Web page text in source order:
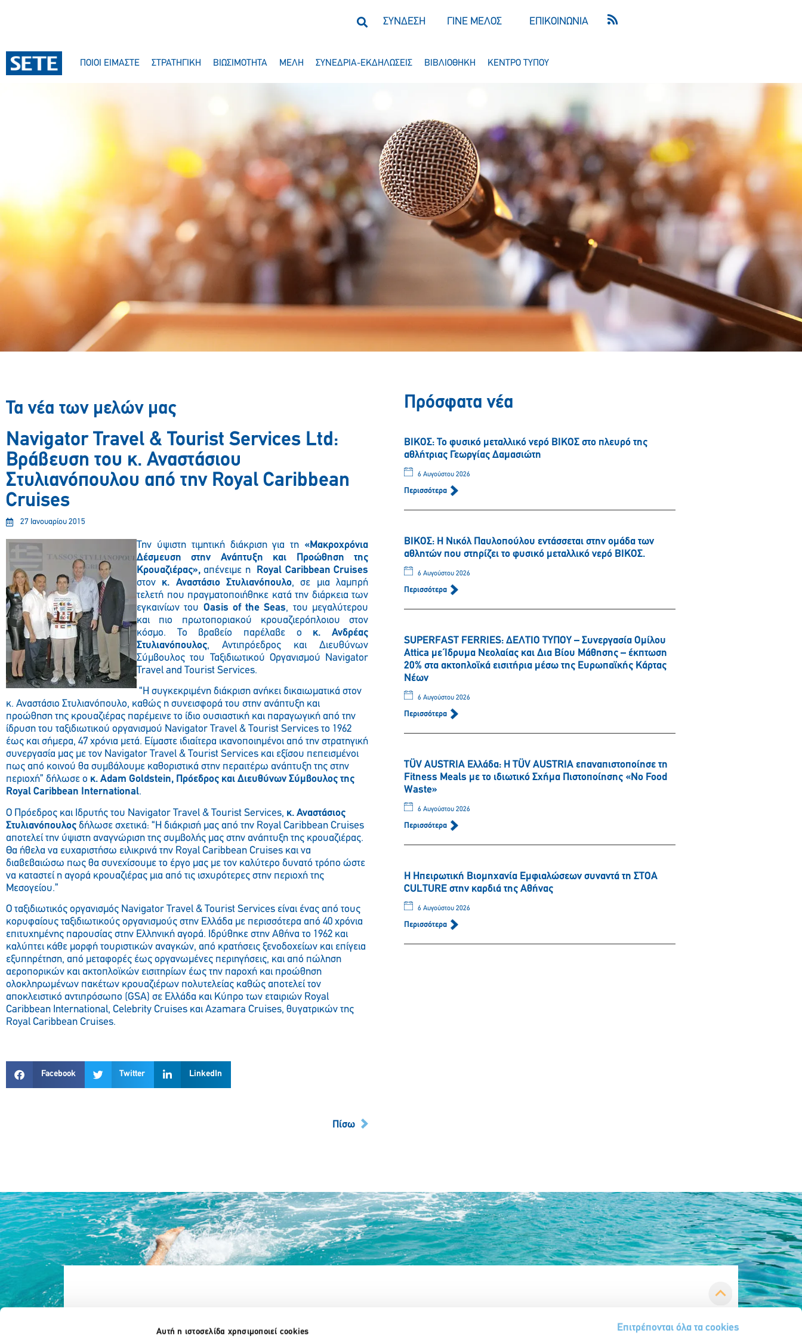
Αυτή η ιστοσελίδα χρησιμοποιεί cookies Επιτρέπονται όλα τα cookies
ΣΥΝΔΕΣΗ ΓΙΝΕ ΜΕΛΟΣ ΕΠΙΚΟΙΝΩΝΙΑ
ΠΟΙΟΙ ΕΙΜΑΣΤΕ ΣΤΡΑΤΗΓΙΚΗ ΒΙΩΣΙΜΟΤΗΤΑ ΜΕΛΗ ΣΥΝΕΔΡΙΑ-ΕΚΔΗΛΩΣΕΙΣ ΒΙΒΛΙΟΘΗΚΗ ΚΕΝΤΡΟ ΤΥΠΟΥ
Τα νέα των μελών μας
Navigator Travel & Tourist Services Ltd:
Βράβευση του κ. Αναστάσιου
Στυλιανόπουλου από την Royal Caribbean
Cruises
27 Ιανουαρίου 2015
Την ύψιστη τιμητική διάκριση για τη «Μακροχρόνια
Δέσμευση στην Ανάπτυξη και Προώθηση της
Κρουαζιέρας», απένειμε η Royal Caribbean Cruises
στον κ. Αναστάσιο Στυλιανόπουλο, σε μια λαμπρή
τελετή που πραγματοποιήθηκε κατά την διάρκεια των
εγκαινίων του Oasis of the Seas, του μεγαλύτερου
και πιο πρωτοποριακού κρουαζιερόπλοιου στον
κόσμο. Το βραβείο παρέλαβε ο κ. Ανδρέας
Στυλιανόπουλος, Αντιπρόεδρος και Διευθύνων
Σύμβουλος του Ταξιδιωτικού Οργανισμού Navigator
Travel and Tourist Services.
“Η συγκεκριμένη διάκριση ανήκει δικαιωματικά στον
κ. Αναστάσιο Στυλιανόπουλο, καθώς η συνεισφορά του στην ανάπτυξη και
προώθηση της κρουαζιέρας παρέμεινε το ίδιο ουσιαστική και παραγωγική από την
ίδρυση του ταξιδιωτικού οργανισμού Navigator Travel & Tourist Services το 1962
έως και σήμερα, 47 χρόνια μετά. Είμαστε ιδιαίτερα ικανοποιημένοι από την στρατηγική
συνεργασία μας με τον Navigator Travel & Tourist Services και εξίσου πεπεισμένοι
πως από κοινού θα συμβάλουμε καθοριστικά στην περαιτέρω ανάπτυξη της στην
περιοχή” δήλωσε ο κ. Adam Goldstein, Πρόεδρος και Διευθύνων Σύμβουλος της
Royal Caribbean International.
Ο Πρόεδρος και Ιδρυτής του Navigator Travel & Tourist Services, κ. Αναστάσιος
Στυλιανόπουλος δήλωσε σχετικά: “Η διάκρισή μας από την Royal Caribbean Cruises
αποτελεί την ύψιστη αναγνώριση της συμβολής μας στην ανάπτυξη της κρουαζιέρας.
Θα ήθελα να ευχαριστήσω ειλικρινά την Royal Caribbean Cruises και να
διαβεβαιώσω πως θα συνεχίσουμε το έργο μας με τον καλύτερο δυνατό τρόπο ώστε
να καταστεί η αγορά κρουαζιέρας μια από τις ισχυρότερες στην περιοχή της
Μεσογείου.”
Ο ταξιδιωτικός οργανισμός Navigator Travel & Tourist Services είναι ένας από τους
κορυφαίους ταξιδιωτικούς οργανισμούς στην Ελλάδα με περισσότερα από 40 χρόνια
επιτυχημένης παρουσίας στην Ελληνική αγορά. Ιδρύθηκε στην Αθήνα το 1962 και
καλύπτει κάθε μορφή τουριστικών αναγκών, από κρατήσεις ξενοδοχείων και επίγεια
εξυπηρέτηση, από μεταφορές έως οργανωμένες περιηγήσεις, και από πώληση
αεροπορικών και ακτοπλοϊκών εισιτηρίων έως την παροχή και προώθηση
ολοκληρωμένων πακέτων κρουαζιέρων πολυτελείας καθώς αποτελεί τον
αποκλειστικό αντιπρόσωπο (GSA) σε Ελλάδα και Κύπρο των εταιριών Royal
Caribbean International, Celebrity Cruises και Azamara Cruises, θυγατρικών της
Royal Caribbean Cruises.
Facebook Twitter LinkedIn
Πίσω
Πρόσφατα νέα
ΒΙΚΟΣ: Το φυσικό μεταλλικό νερό ΒΙΚΟΣ στο πλευρό της
αθλήτριας Γεωργίας Δαμασιώτη
6 Αυγούστου 2026
Περισσότερα
ΒΙΚΟΣ: Η Νικόλ Παυλοπούλου εντάσσεται στην ομάδα των
αθλητών που στηρίζει το φυσικό μεταλλικό νερό ΒΙΚΟΣ.
6 Αυγούστου 2026
Περισσότερα
SUPERFAST FERRIES: ΔΕΛΤΙΟ ΤΥΠΟΥ – Συνεργασία Ομίλου
Attica με Ίδρυμα Νεολαίας και Δια Βίου Μάθησης – έκπτωση
20% στα ακτοπλοϊκά εισιτήρια μέσω της Ευρωπαϊκής Κάρτας
Νέων
6 Αυγούστου 2026
Περισσότερα
TÜV AUSTRIA Ελλάδα: Η TÜV AUSTRIA επαναπιστοποίησε τη
Fitness Meals με το ιδιωτικό Σχήμα Πιστοποίησης «No Food
Waste»
6 Αυγούστου 2026
Περισσότερα
Η Ηπειρωτική Βιομηχανία Εμφιαλώσεων συναντά τη ΣΤΟΑ
CULTURE στην καρδιά της Αθήνας
6 Αυγούστου 2026
Περισσότερα
Παρακαλώ περιμένετε…